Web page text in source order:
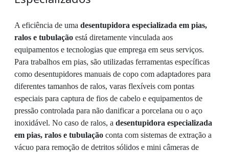
A eficiência de uma desentupidora especializada em pias,
ralos e tubulação está diretamente vinculada aos
equipamentos e tecnologias que emprega em seus serviços.
Para trabalhos em pias, são utilizadas ferramentas específicas
como desentupidores manuais de copo com adaptadores para
diferentes tamanhos de ralos, varas flexíveis com pontas
especiais para captura de fios de cabelo e equipamentos de
pressão controlada para não danificar a porcelana ou o aço
inoxidável. No caso de ralos, a desentupidora especializada
em pias, ralos e tubulação conta com sistemas de extração a
vácuo para remoção de detritos sólidos e mini câmeras de